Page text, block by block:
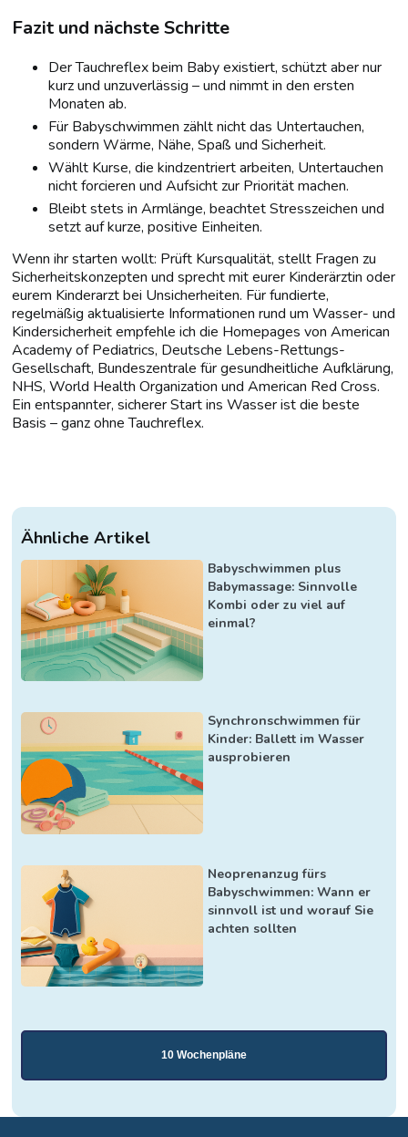
Fazit und nächste Schritte
Der Tauchreflex beim Baby existiert, schützt aber nur
kurz und unzuverlässig – und nimmt in den ersten
Monaten ab.
Für Babyschwimmen zählt nicht das Untertauchen,
sondern Wärme, Nähe, Spaß und Sicherheit.
Wählt Kurse, die kindzentriert arbeiten, Untertauchen
nicht forcieren und Aufsicht zur Priorität machen.
Bleibt stets in Armlänge, beachtet Stresszeichen und
setzt auf kurze, positive Einheiten.
Wenn ihr starten wollt: Prüft Kursqualität, stellt Fragen zu
Sicherheitskonzepten und sprecht mit eurer Kinderärztin oder
eurem Kinderarzt bei Unsicherheiten. Für fundierte,
regelmäßig aktualisierte Informationen rund um Wasser- und
Kindersicherheit empfehle ich die Homepages von American
Academy of Pediatrics, Deutsche Lebens-Rettungs-
Gesellschaft, Bundeszentrale für gesundheitliche Aufklärung,
NHS, World Health Organization und American Red Cross.
Ein entspannter, sicherer Start ins Wasser ist die beste
Basis – ganz ohne Tauchreflex.
Ähnliche Artikel
Babyschwimmen plus
Babymassage: Sinnvolle
Kombi oder zu viel auf
einmal?
Synchronschwimmen für
Kinder: Ballett im Wasser
ausprobieren
Neoprenanzug fürs
Babyschwimmen: Wann er
sinnvoll ist und worauf Sie
achten sollten
10 Wochenpläne